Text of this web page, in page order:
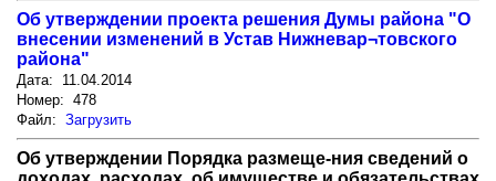
Об утверждении проекта решения Думы района "О
внесении изменений в Устав Нижневар¬товского
района"
Дата: 11.04.2014
Номер: 478
Файл: Загрузить
Об утверждении Порядка размеще-ния сведений о